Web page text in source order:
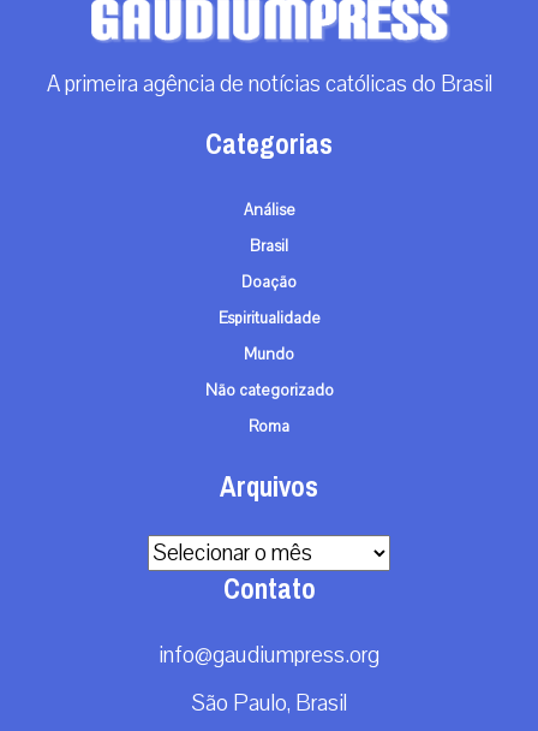
A primeira agência de notícias católicas do Brasil
Categorias
Análise
Brasil
Doação
Espiritualidade
Mundo
Não categorizado
Roma
Arquivos
Arquivos
Contato
info@gaudiumpress.org
São Paulo, Brasil